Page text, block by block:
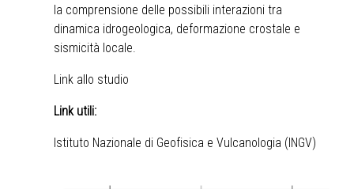
la comprensione delle possibili interazioni tra
dinamica idrogeologica, deformazione crostale e
sismicità locale.
Link allo studio
Link utili:
Istituto Nazionale di Geofisica e Vulcanologia (INGV)